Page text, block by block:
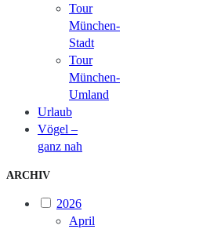
Tour
München-
Stadt
Tour
München-
Umland
Urlaub
Vögel –
ganz nah
ARCHIV
2026
April